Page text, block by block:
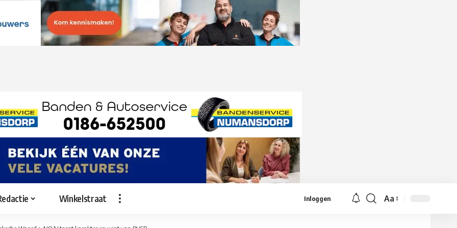
Winkelstraat Inloggen
Lettergrootte
Aa